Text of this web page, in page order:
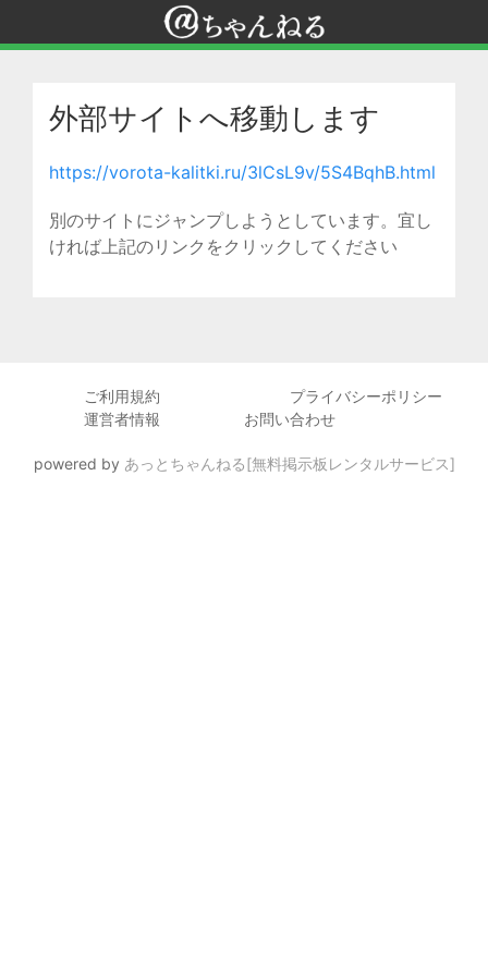
外部サイトへ移動します
https://vorota-kalitki.ru/3lCsL9v/5S4BqhB.html
別のサイトにジャンプしようとしています。宜し
ければ上記のリンクをクリックしてください
ご利用規約
プライバシーポリシー
運営者情報
お問い合わせ
powered by あっとちゃんねる[無料掲示板レンタルサービス]